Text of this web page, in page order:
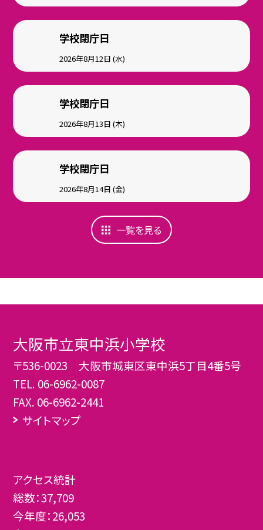
学校閉庁日
2026年8月12日 (水)
学校閉庁日
2026年8月13日 (木)
学校閉庁日
2026年8月14日 (金)
一覧を見る
大阪市立東中浜小学校
〒536-0023 大阪市城東区東中浜5丁目4番5号
TEL. 06-6962-0087
FAX. 06-6962-2441
サイトマップ
アクセス統計
総数：37,709
今年度：26,053